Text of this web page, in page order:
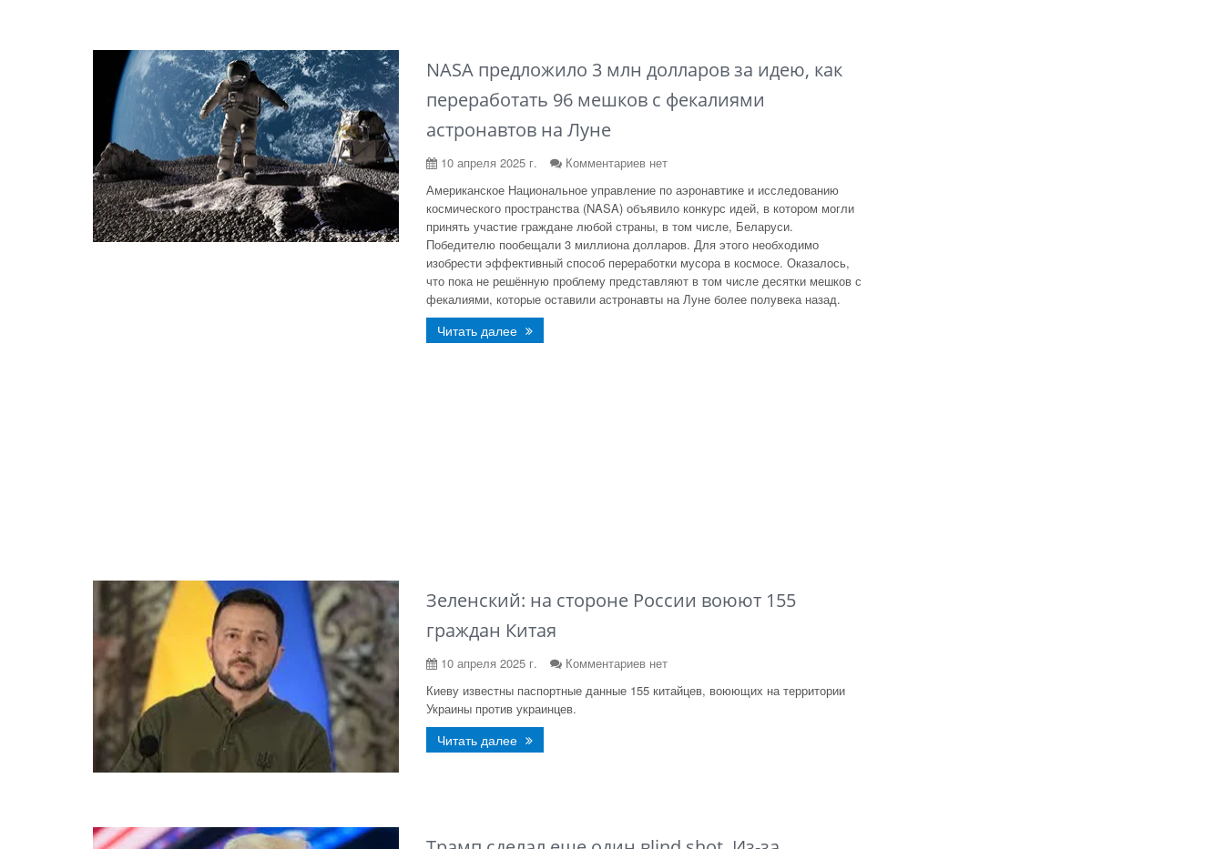
NASA предложило 3 млн долларов за идею, как
переработать 96 мешков с фекалиями
астронавтов на Луне
10 апреля 2025 г.
Комментариев нет
Американское Национальное управление по аэронавтике и исследованию
космического пространства (NASA) объявило конкурс идей, в котором могли
принять участие граждане любой страны, в том числе, Беларуси.
Победителю пообещали 3 миллиона долларов. Для этого необходимо
изобрести эффективный способ переработки мусора в космосе. Оказалось,
что пока не решённую проблему представляют в том числе десятки мешков с
фекалиями, которые оставили астронавты на Луне более полувека назад.
Читать далее
Зеленский: на стороне России воюют 155
граждан Китая
10 апреля 2025 г.
Комментариев нет
Киеву известны паспортные данные 155 китайцев, воюющих на территории
Украины против украинцев.
Читать далее